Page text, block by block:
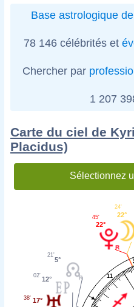
Base astrologique
78 146 célébrités et
Chercher par
1 207
Carte du ciel de
Placidus)
Sélectionnez
11
22°
24'
22°
45'
5°
21'
12°
02'
17°
38'